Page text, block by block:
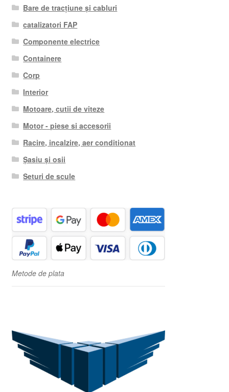
Bare de tracțiune și cabluri
catalizatori FAP
Componente electrice
Containere
Corp
Interior
Motoare, cutii de viteze
Motor - piese si accesorii
Racire, incalzire, aer conditionat
Șasiu și osii
Seturi de scule
Metode de plata